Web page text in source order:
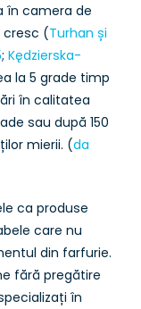
în camera de
cresc (Turhan și
;Kędzierska-
la 5 grade timp
în calitatea
sau după 150
mierii. (da
ca produse
care nu
din farfurie.
fără pregătire
în